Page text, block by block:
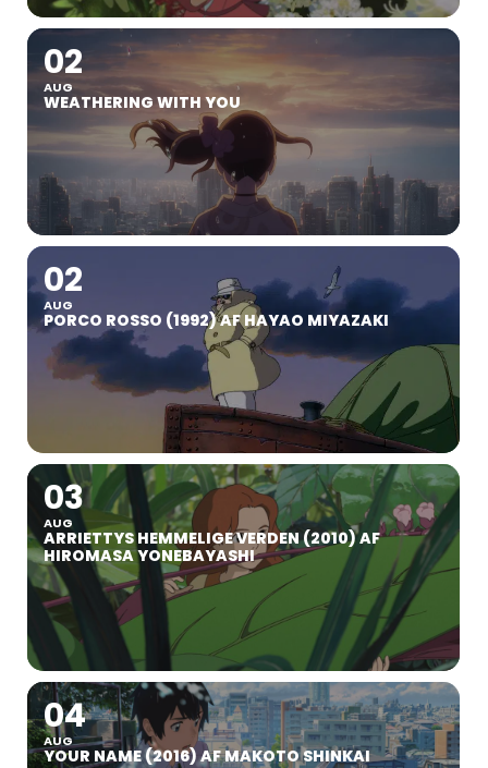
02
AUG
WEATHERING WITH YOU
02
AUG
PORCO ROSSO (1992) AF HAYAO MIYAZAKI
03
AUG
ARRIETTYS HEMMELIGE VERDEN (2010) AF
HIROMASA YONEBAYASHI
04
AUG
YOUR NAME (2016) AF MAKOTO SHINKAI